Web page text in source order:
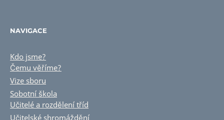
NAVIGACE
Kdo jsme?
Čemu věříme?
Vize sboru
Sobotní škola
Učitelé a rozdělení tříd
Učitelské shromáždění